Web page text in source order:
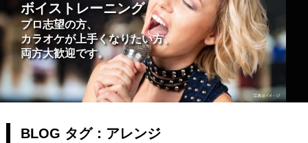
初心者の方、スキルアップ希望の方
とにかくパソコンで曲を作ってみたい
など大歓迎！
ボイストレーニング
プロ志望の方、
カラオケが上手くなりたい方、
両方大歓迎です。
BLOG タグ：アレンジ